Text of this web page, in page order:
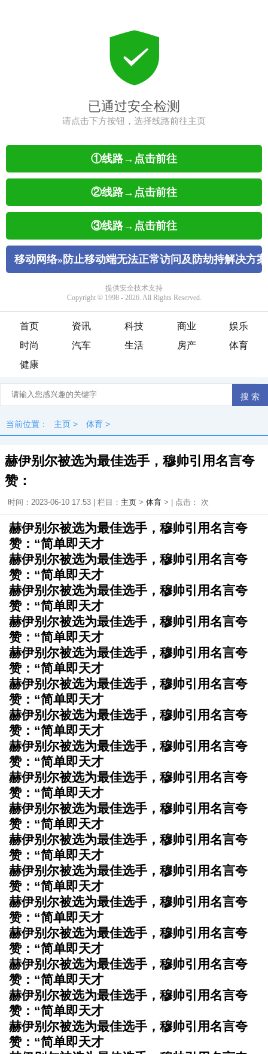
首页 资讯 科技 商业
娱乐
时尚
汽车 生活 房产
体育
健康
当前位置： 主页 > 体育 >
赫伊别尔被选为最佳选手，穆帅引用名言夸
赞：
时间：2023-06-10 17:53 | 栏目： 主页 > 体育 > | 点击： 次
赫伊别尔被选为最佳选手，穆帅引用名言夸
赞：“简单即天才
赫伊别尔被选为最佳选手，穆帅引用名言夸
赞：“简单即天才
赫伊别尔被选为最佳选手，穆帅引用名言夸
赞：“简单即天才
赫伊别尔被选为最佳选手，穆帅引用名言夸
赞：“简单即天才
赫伊别尔被选为最佳选手，穆帅引用名言夸
赞：“简单即天才
赫伊别尔被选为最佳选手，穆帅引用名言夸
赞：“简单即天才
赫伊别尔被选为最佳选手，穆帅引用名言夸
赞：“简单即天才
赫伊别尔被选为最佳选手，穆帅引用名言夸
赞：“简单即天才
赫伊别尔被选为最佳选手，穆帅引用名言夸
赞：“简单即天才
赫伊别尔被选为最佳选手，穆帅引用名言夸
赞：“简单即天才
赫伊别尔被选为最佳选手，穆帅引用名言夸
赞：“简单即天才
赫伊别尔被选为最佳选手，穆帅引用名言夸
赞：“简单即天才
赫伊别尔被选为最佳选手，穆帅引用名言夸
赞：“简单即天才
赫伊别尔被选为最佳选手，穆帅引用名言夸
赞：“简单即天才
赫伊别尔被选为最佳选手，穆帅引用名言夸
赞：“简单即天才
赫伊别尔被选为最佳选手，穆帅引用名言夸
赞：“简单即天才
赫伊别尔被选为最佳选手，穆帅引用名言夸
赞：“简单即天才